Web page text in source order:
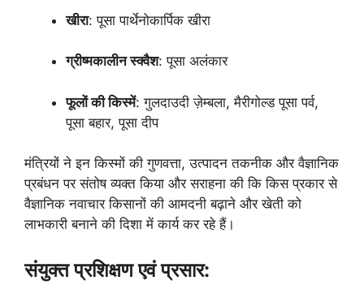
खीरा: पूसा पार्थेनोकार्पिक खीरा
ग्रीष्मकालीन स्क्वैश: पूसा अलंकार
फूलों की किस्में: गुलदाउदी ज़ेम्बला, मैरीगोल्ड पूसा पर्व,
पूसा बहार, पूसा दीप
मंत्रियों ने इन किस्मों की गुणवत्ता, उत्पादन तकनीक और वैज्ञानिक
प्रबंधन पर संतोष व्यक्त किया और सराहना की कि किस प्रकार से
वैज्ञानिक नवाचार किसानों की आमदनी बढ़ाने और खेती को
लाभकारी बनाने की दिशा में कार्य कर रहे हैं।
संयुक्त प्रशिक्षण एवं प्रसार: